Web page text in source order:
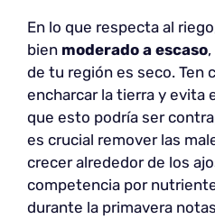
En lo que respecta al
bien moderado a escaso
de tu región es seco. Ten
encharcar la tierra y evita
que esto podría ser
es crucial remover las
crecer alrededor de los
competencia por
durante la primavera